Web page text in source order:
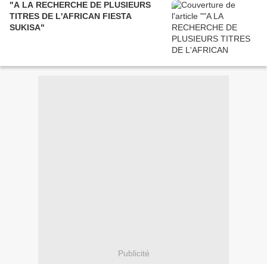
"A LA RECHERCHE DE PLUSIEURS
TITRES DE L'AFRICAN FIESTA
SUKISA"
Publicité